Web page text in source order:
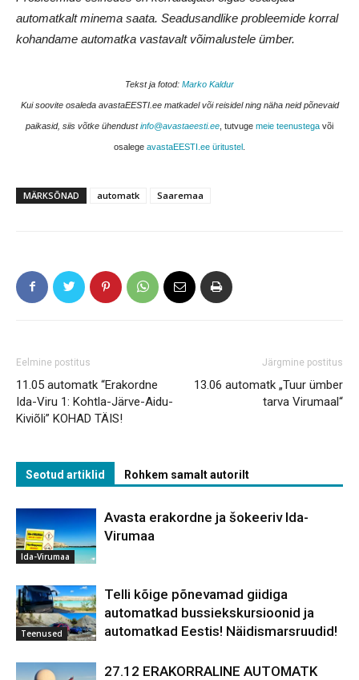
automatkalt minema saata. Seadusandlike probleemide korral
kohandame automatka vastavalt võimalustele ümber.
Tekst ja fotod: Marko Kaldur
Kui soovite osaleda avastaEESTI.ee matkadel või reisidel ning näha neid põnevaid
paikasid, siis võtke ühendustinfo@avastaeesti.ee , tutvuge meie teenustega või
osalege avastaEESTI.ee üritustel
MÄRKSÕNAD automatk Saaremaa
Eelmine postitus
11.05 automatk “Erakordne
Ida-Viru 1: Kohtla-Järve-Aidu-
Kiviõli” KOHAD TÄIS!
Järgmine postitus
13.06 automatk „Tuur ümber
tarva Virumaal“
Seotud artiklid Rohkem samalt autorilt
Ida-Virumaa
Avasta erakordne ja šokeeriv Ida-
Virumaa
Teenused
Telli kõige põnevamad giidiga
automatkad bussiekskursioonid ja
automatkad Eestis! Näidismarsruudid!
27.12 ERAKORRALINE AUTOMATK